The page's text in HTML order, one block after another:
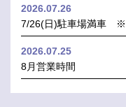
2026.07.26
7/26(日)駐車場満車 ※
2026.07.25
8月営業時間